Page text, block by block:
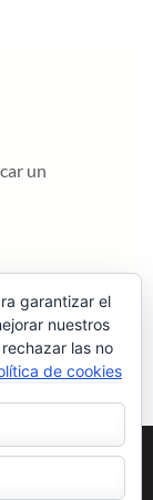
un
garantizar el
nuestros
las no
de cookies